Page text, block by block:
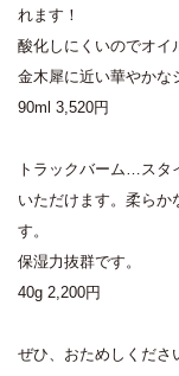
れます！
酸化しにくいのでオイ
金木犀に近い華やかな
90ml 3,520円
トラックバーム…スタ
いただけます。柔らか
す。
保湿力抜群です。
40g 2,200円
ぜひ、おためしくださ